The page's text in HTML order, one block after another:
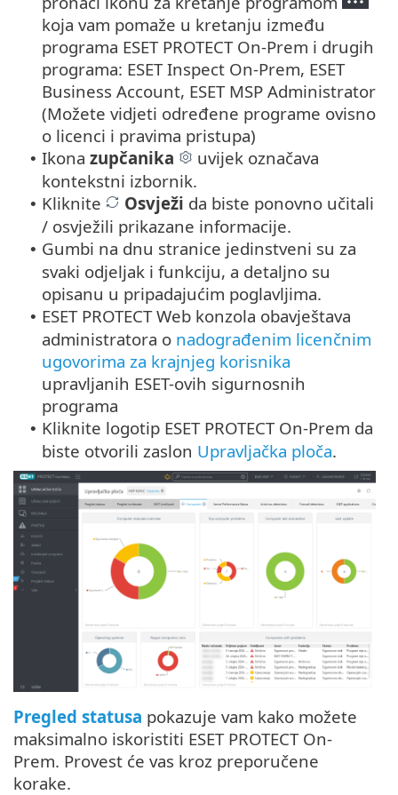
koja vam pomaže u kretanju između
programa ESET PROTECT On-Prem i drugih
programa: ESET Inspect On-Prem, ESET
Business Account, ESET MSP Administrator
(Možete vidjeti određene programe ovisno
o licenci i pravima pristupa)
• Ikona zupčanika
uvijek označava
kontekstni izbornik.
• Kliknite Osvježi da biste ponovno učitali
/ osvježili prikazane informacije.
• Gumbi na dnu stranice jedinstveni su za
svaki odjeljak i funkciju, a detaljno su
opisanu u pripadajućim poglavljima.
• ESET PROTECT Web konzola obavještava
administratora o nadograđenim licenčnim
ugovorima za krajnjeg korisnika
upravljanih ESET-ovih sigurnosnih
programa
• Kliknite logotip ESET PROTECT On-Prem da
biste otvorili zaslon Upravljačka ploča.
Pregled statusa pokazuje vam kako možete
maksimalno iskoristiti ESET PROTECT On-
Prem. Provest će vas kroz preporučene
korake.